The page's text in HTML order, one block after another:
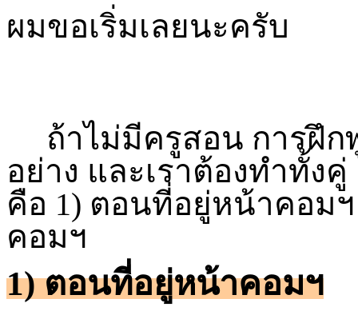
ผมขอเริ่มเลยนะครับ
ถ้าไม่มีครูสอน การฝึก
อย่าง และเราต้องทำทั้ง
คือ 1) ตอนที่อยู่หน้าคอม
คอมฯ
1) ตอนที่อยู่หน้าคอมฯ